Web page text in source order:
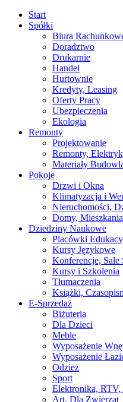
Start
Spółki
Biura
Doradztwo
Drukarnie
Handel
Hurtownie
Kredyty, Leasing
Oferty Pracy
Ubezpieczenia
Ekologia
Remonty
Projektowanie
Remonty,
Materiały
Pokoje
Drzwi i Okna
Klimatyzacja i
Nieruchomości,
Domy, Mieszkania
Dziedziny Naukowe
Placówki
Kursy Językowe
Konferencje, Sale
Kursy i Szkolenia
Tłumaczenia
Książki,
E-Sprzedaż
Biżuteria
Dla Dzieci
Meble
Wyposażenie
Wyposażenie
Odzież
Sport
Elektronika,
Art. Dla Zwierząt